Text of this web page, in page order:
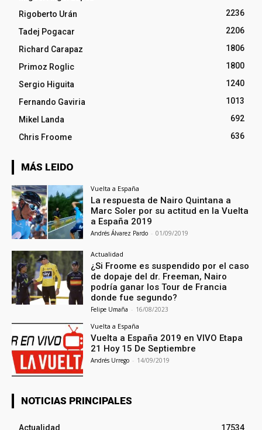
Rigoberto Urán
2236
Tadej Pogacar
2206
Richard Carapaz
1806
Primoz Roglic
1800
Sergio Higuita
1240
Fernando Gaviria
1013
Mikel Landa
692
Chris Froome
636
MÁS LEIDO
Vuelta a España
La respuesta de Nairo Quintana a
Marc Soler por su actitud en la Vuelta
a España 2019
Andrés Álvarez Pardo - 01/09/2019
Actualidad
¿Si Froome es suspendido por el caso
de dopaje del dr. Freeman, Nairo
podría ganar los Tour de Francia
donde fue segundo?
Felipe Umaña - 16/08/2023
Vuelta a España
Vuelta a España 2019 en VIVO Etapa
21 Hoy 15 De Septiembre
Andrés Urrego - 14/09/2019
NOTICIAS PRINCIPALES
Actualidad 17534